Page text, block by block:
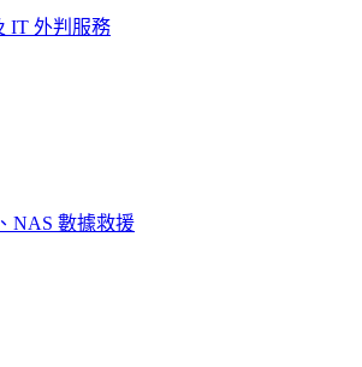
IT 外判服務
NAS 數據救援